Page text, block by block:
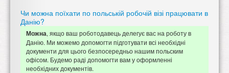
Чи можна поїхати по польській робочій візі працювати в
Данію?
Можна, якщо ваш роботодавець делегує вас на роботу в
Данію. Ми можемо допомогти підготувати всі необхідні
документи для цього безпосередньо нашим польским
офісом. Будемо раді допомогти вам у оформленні
необхідних документів.